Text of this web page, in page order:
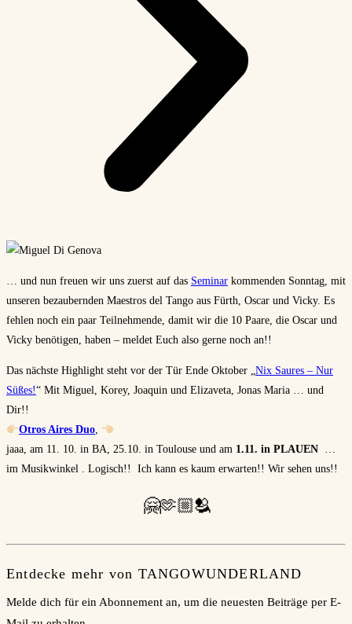
… und nun freuen wir uns zuerst auf das Seminar kommenden Sonntag, mit
unseren bezaubernden Maestros del Tango aus Fürth, Oscar und Vicky. Es
fehlen noch ein paar Teilnehmende, damit wir die 10 Paare, die Oscar und
Vicky benötigen, haben – meldet Euch also gerne noch an!!
Das nächste Highlight steht vor der Tür Ende Oktober „Nix Saures – Nur
Süßes!“ Mit Miguel, Korey, Joaquin und Elizaveta, Jonas Maria … und
Dir!!
Otros Aires Duo,
jaaa, am 11. 10. in BA, 25.10. in Toulouse und am 1.11. in PLAUEN …
im Musikwinkel . Logisch!! Ich kann es kaum erwarten!! Wir sehen uns!!
🤗🫶🏼🫂
Entdecke mehr von TANGOWUNDERLAND
Melde dich für ein Abonnement an, um die neuesten Beiträge per E-